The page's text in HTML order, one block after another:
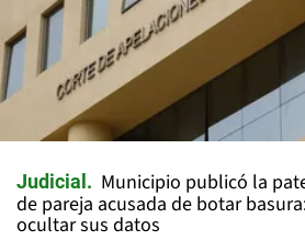
Judicial
Municipio publicó la
de pareja acusada de botar
ocultar sus datos